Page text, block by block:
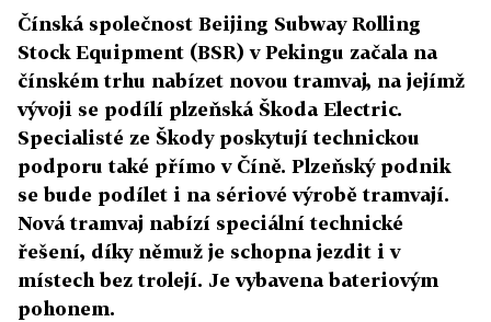
Čínská společnost Beijing Subway Rolling
Stock Equipment (BSR) v Pekingu začala na
čínském trhu nabízet novou tramvaj, na jejímž
vývoji se podílí plzeňská Škoda Electric.
Specialisté ze Škody poskytují technickou
podporu také přímo v Číně. Plzeňský podnik
se bude podílet i na sériové výrobě tramvají.
Nová tramvaj nabízí speciální technické
řešení, díky němuž je schopna jezdit i v
místech bez trolejí. Je vybavena bateriovým
pohonem.